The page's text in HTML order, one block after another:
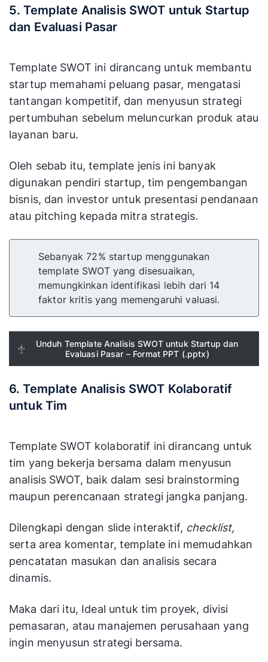
5. Template Analisis SWOT untuk Startup
dan Evaluasi Pasar
Template SWOT ini dirancang untuk membantu
startup memahami peluang pasar, mengatasi
tantangan kompetitif, dan menyusun strategi
pertumbuhan sebelum meluncurkan produk atau
layanan baru.
Oleh sebab itu, template jenis ini banyak
digunakan pendiri startup, tim pengembangan
bisnis, dan investor untuk presentasi pendanaan
atau pitching kepada mitra strategis.
Sebanyak 72% startup menggunakan
template SWOT yang disesuaikan,
memungkinkan identifikasi lebih dari 14
faktor kritis yang memengaruhi valuasi.
Unduh Template Analisis SWOT untuk Startup dan
Evaluasi Pasar – Format PPT (.pptx)
6. Template Analisis SWOT Kolaboratif
untuk Tim
Template SWOT kolaboratif ini dirancang untuk
tim yang bekerja bersama dalam menyusun
analisis SWOT, baik dalam sesi brainstorming
maupun perencanaan strategi jangka panjang.
Dilengkapi dengan slide interaktif, checklist,
serta area komentar, template ini memudahkan
pencatatan masukan dan analisis secara
dinamis.
Maka dari itu, Ideal untuk tim proyek, divisi
pemasaran, atau manajemen perusahaan yang
ingin menyusun strategi bersama.